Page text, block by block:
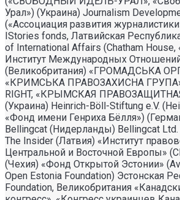
Урал») (Украина) Journalism
(«Ассоциация развития
IStories fonds, Латвийская
of International Affairs (Chatham
Институт Международных
(Великобритания) «ГРОМАДСЬКА
«КРИМСЬКА ПРАВОЗАХИСНА ГРУПА»
RIGHT, «КРЫМСКАЯ
(Украина) Heinrich-Böll-Stiftung e.V.
«Фонд имени Генриха Бёлля»)
Bellingcat (Нидерланды) Bellingcat
The Insider (Латвия) «Институт
Центральной и Восточной Европы»
(Чехия) «Фонд Открытой Эстонии»
Open Estonia Foundation) Эстонская
Foundation, Великобритания